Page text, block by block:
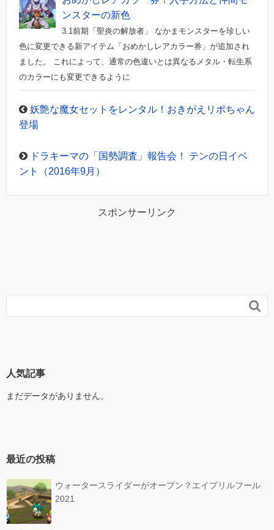
ンスターの新色
3.1前期「聖炎の解放者」 なかまモンスターを珍しい
色に変更できる新アイテム「おめかしレアカラー券」が追加され
ました。 これによって、通常の色違いとは異なるメタル・転生系
のカラーにも変更できるように
妖艶な魔女セットをレンタル！おきがえリポちゃん
登場
ドラキーマの「国勢調査」報告会！ テンの日イベ
ント（2016年9月）
スポンサーリンク

人気記事
まだデータがありません。
最近の投稿
ウォータースライダーがオープン？エイプリルフール
2021